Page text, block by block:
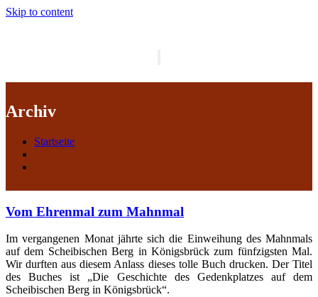
Skip to content
Archiv
Startseite
Vom Ehrenmal zum Mahnmal
Im vergangenen Monat jährte sich die Einweihung des Mahnmals
auf dem Scheibischen Berg in Königsbrück zum fünfzigsten Mal.
Wir durften aus diesem Anlass dieses tolle Buch drucken. Der Titel
des Buches ist „Die Geschichte des Gedenkplatzes auf dem
Scheibischen Berg in Königsbrück“.